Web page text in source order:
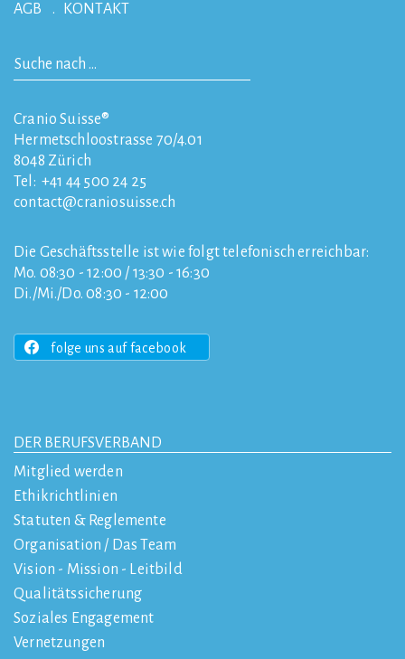
AGB
KONTAKT
Cranio Suisse®
Hermetschloostrasse 70/4.01
8048 Zürich
Tel: +41 44 500 24 25
contact
craniosuisse.ch
Die Geschäftsstelle ist wie folgt telefonisch erreichbar:
Mo. 08:30 - 12:00 / 13:30 - 16:30
Di./Mi./Do. 08:30 - 12:00
folge uns auf facebook
DER BERUFSVERBAND
Mitglied werden
Ethikrichtlinien
Statuten & Reglemente
Organisation / Das Team
Vision - Mission - Leitbild
Qualitätssicherung
Soziales Engagement
Vernetzungen